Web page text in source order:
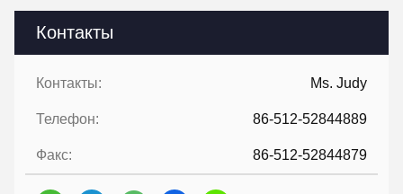
Контакты
Контакты: Ms. Judy
Телефон: 86-512-52844889
Факс: 86-512-52844879